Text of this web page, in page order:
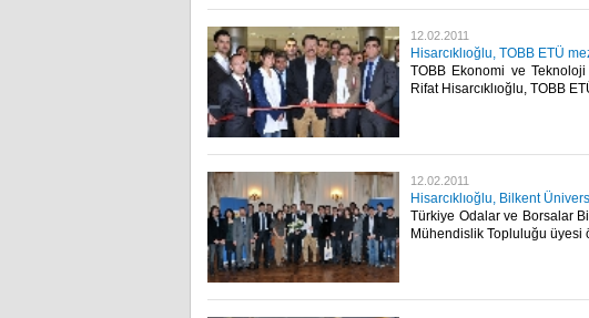
12.02.2011
Hisarcıklıoğlu, TOBB ETÜ
TOBB Ekonomi ve
Rifat Hisarcıklıoğlu, TOBB
12.02.2011
Hisarcıklıoğlu, Bilkent
Türkiye Odalar ve Borsalar
Mühendislik Topluluğu üyesi